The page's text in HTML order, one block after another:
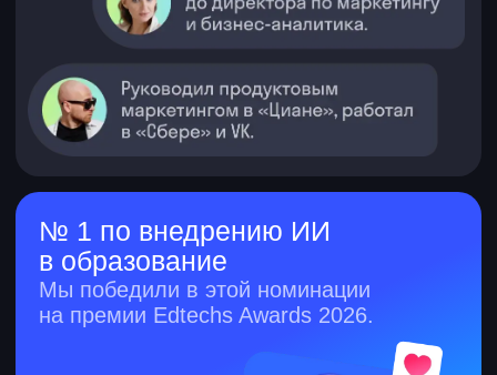
Преподавать в Skysmart
СМИ о нас
Карта сайта
skypro-support@skyeng.ru